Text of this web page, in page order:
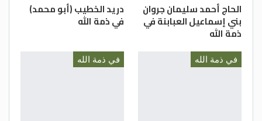
الحاج أحمد سليمان جروان
بني إسماعيل العبابنة في
ذمة الله
دريد الخطيب (أبو محمد)
في ذمة الله
في ذمة الله في ذمة الله